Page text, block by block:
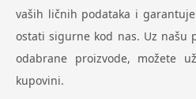
vaših ličnih podataka i
ostati sigurne kod nas. Uz našu
odabrane proizvode, možete
kupovini.